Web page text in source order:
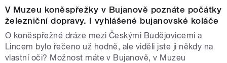
V Muzeu koněspřežky v Bujanově poznáte počátky
železniční dopravy. I vyhlášené bujanovské koláče
O koněspřežné dráze mezi Českými Budějovicemi a
Lincem bylo řečeno už hodně, ale viděli jste ji někdy na
vlastní oči? Možnost máte v Bujanově, v Muzeu